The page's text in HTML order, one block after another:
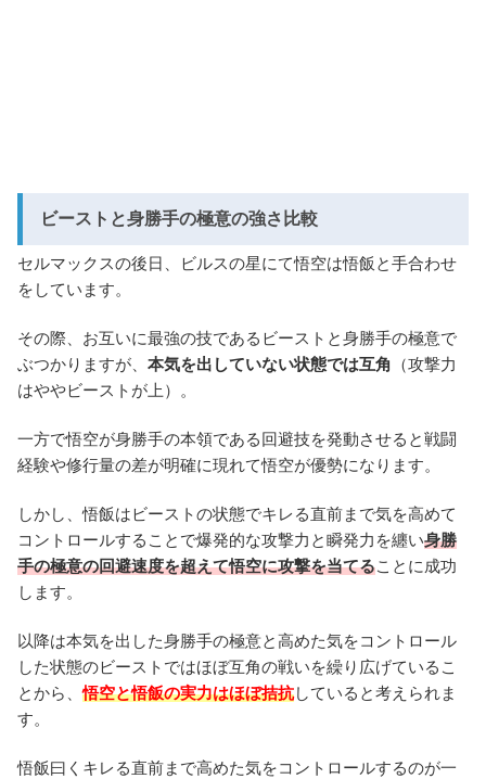
ビーストと身勝手の極意の強さ比較
セルマックスの後日、ビルスの星にて悟空は悟飯と手合わせ
をしています。
その際、お互いに最強の技であるビーストと身勝手の極意で
ぶつかりますが、 本気を出していない状態では互角
（攻撃力
はややビーストが上）。
一方で悟空が身勝手の本領である回避技を発動させると戦闘
経験や修行量の差が明確に現れて悟空が優勢になります。
しかし、悟飯はビーストの状態でキレる直前まで気を高めて
コントロールすることで爆発的な攻撃力と瞬発力を纏い身勝
手の極意の回避速度を超えて悟空に攻撃を当てることに成功
します。
以降は本気を出した身勝手の極意と高めた気をコントロール
した状態のビーストではほぼ互角の戦いを繰り広げているこ
とから、悟空と悟飯の実力はほぼ拮抗していると考えられま
す。
悟飯曰くキレる直前まで高めた気をコントロールするのが一